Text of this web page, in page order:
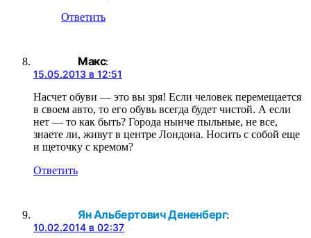
Ответить
Макс:
15.05.2013 в 12:51
Насчет обуви — это вы зря! Если человек перемещается
в своем авто, то его обувь всегда будет чистой. А если
нет — то как быть? Города нынче пыльные, не все,
знаете ли, живут в центре Лондона. Носить с собой еще
и щеточку с кремом?
Ответить
Ян Альбертович Дененберг:
10.02.2014 в 02:37